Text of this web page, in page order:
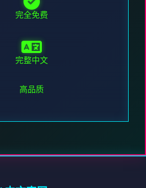
完全免费
完整中文
高品质